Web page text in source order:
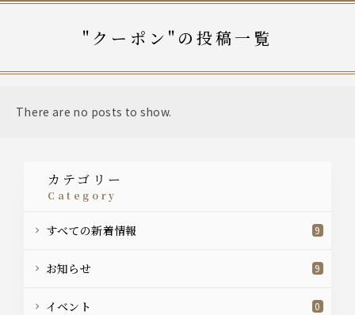
"クーポン"の投稿一覧
There are no posts to show.
カテゴリー
category
すべての新着情報 9
お知らせ 9
イベント 0